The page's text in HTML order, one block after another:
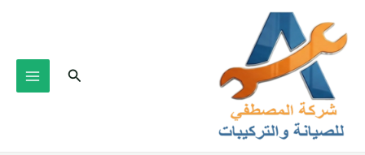
المحتوى
البحث